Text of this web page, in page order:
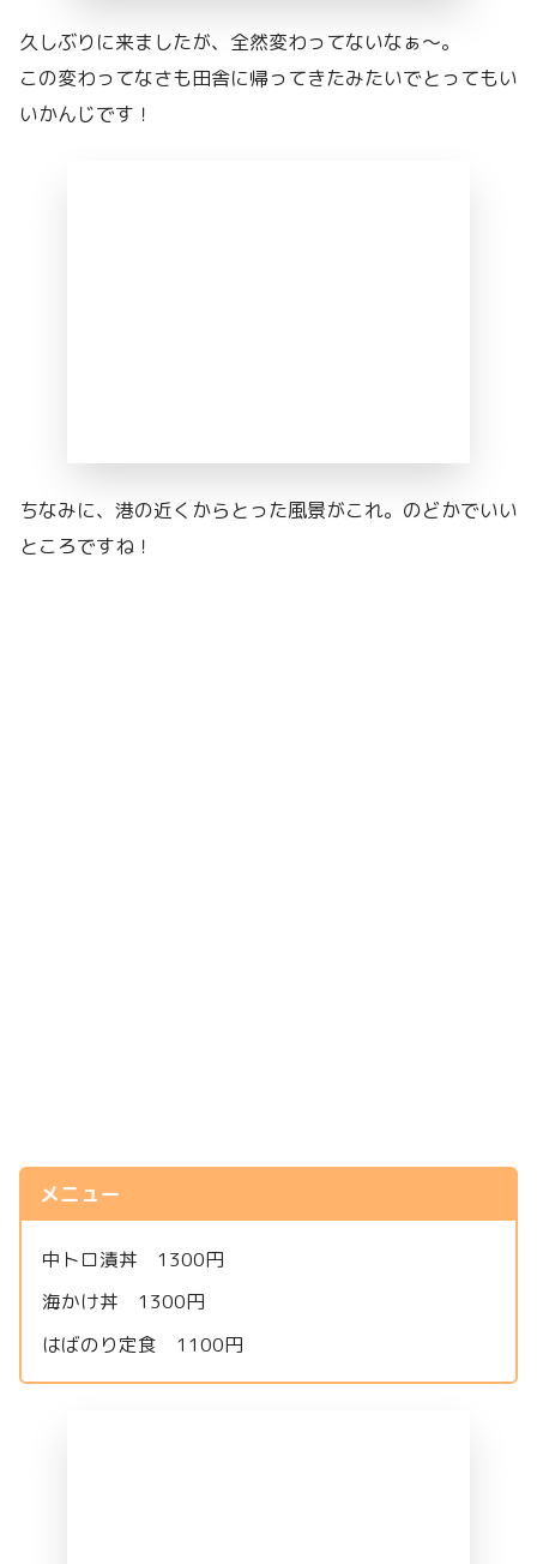
久しぶりに来ましたが、全然変わってないなぁ〜。
この変わってなさも田舎に帰ってきたみたいでとってもい
いかんじです！
ちなみに、港の近くからとった風景がこれ。のどかでいい
ところですね！
メニュー
中トロ漬丼 1300円
海かけ丼 1300円
はばのり定食 1100円